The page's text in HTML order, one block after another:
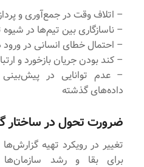
– اتلاف وقت در جمع‌آوری و
– ناسازگاری بین تیم‌ها در
– احتمال خطای انسانی در ورود
– کند بودن جریان بازخورد و
– عدم توانایی در
داده‌های گذشته
ضرورت تحول در ساختار
تغییر در رویکرد تهیه
برای بقا و رشد